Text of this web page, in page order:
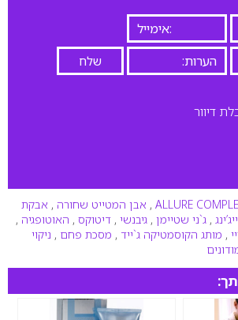
דיוור
ALLURE
, אבן המטייט שחורה , אבקת
, ג`ני שטיימן , גיבנשי , דיטוקס , האוטופגיה ,
, מותג הקוסמטיקה ג`ייד , מסכת פחם , ניקוי